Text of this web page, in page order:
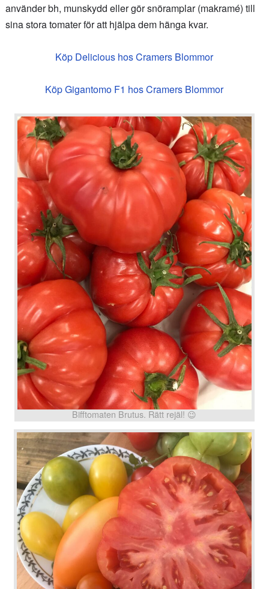
använder bh, munskydd eller gör snöramplar (makramé) till
sina stora tomater för att hjälpa dem hänga kvar.
Köp Delicious hos Cramers Blommor
Köp Gigantomo F1 hos Cramers Blommor
Bifftomaten Brutus. Rätt rejäl! 😉